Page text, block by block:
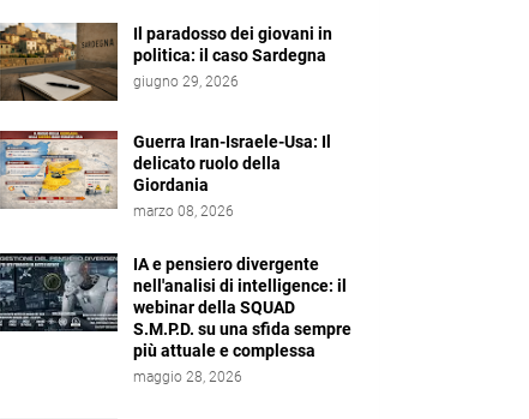
Il paradosso dei giovani in
politica: il caso Sardegna
giugno 29, 2026
Guerra Iran-Israele-Usa: Il
delicato ruolo della
Giordania
marzo 08, 2026
IA e pensiero divergente
nell'analisi di intelligence: il
webinar della SQUAD
S.M.P.D. su una sfida sempre
più attuale e complessa
maggio 28, 2026